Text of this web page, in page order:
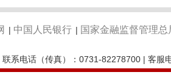
| 中国人民银行 | 国家金融监督管理总
联系电话（传真）：0731-82278700 | 客服